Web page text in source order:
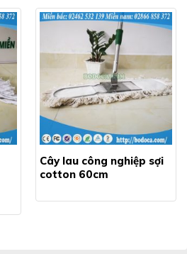
Cây lau công nghiệp sợi
cotton 60cm